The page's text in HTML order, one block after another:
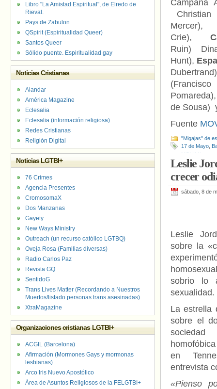
Campaña
Crie),
Ruin)
Hunt),
de Sousa)
Fuente
"Migajas" de
17 de Mayo
MOVILH
Leslie
crecer
sábado, 8 de
Leslie
sobre la
sobrio lo
sexualidad.
La estrella
sobre el
en
entrevista
«Pienso
Libro "La Amistad Espiritual", de Elredo de
Rieval.
Pays de Zabulon
QSpirit (Espiritualidad Queer)
Santos Queer
Sólido puente. Espiritualidad gay
Noticias Cristianas
Alandar
América Magazine
Eclesalia
Eclesalia (información religiosa)
Redes Cristianas
Religión Digital
Noticias LGTBI+
76 Crimes
Agencia Presentes
CromosomaX
Dos Manzanas
Gayety
New Ways Ministry
Outreach (un recurso católico LGTBQ)
Oveja Rosa (Familias diversas)
Radio Carlos Paz
Revista GQ
SentidoG
Trans Lives Matter (Recordando a Nuestros
Muertos/listado personas trans asesinadas)
XtraMagazine
Organizaciones cristianas LGTBI+
ACGIL (Barcelona)
Afirmación (Mormones Gays y mormonas
lesbianas)
Arco Iris Nuevo Apostólico
Área de Asuntos Religiosos de la FELGTBI+